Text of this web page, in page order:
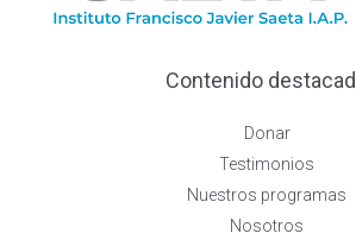
Contenido
Donar
Testimonios
Nuestros programas
Nosotros